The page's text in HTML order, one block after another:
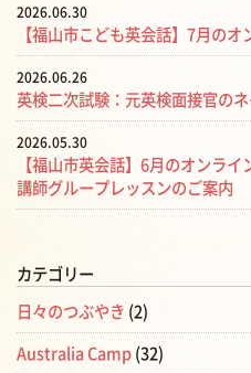
2026.06.30
【福山市こども英会話】7月の
2026.06.26
英検二次試験：元英検面接官の
2026.05.30
【福山市英会話】6月のオンラ
講師グループレッスンのご案内
カテゴリー
日々のつぶやき (2)
Australia Camp (32)